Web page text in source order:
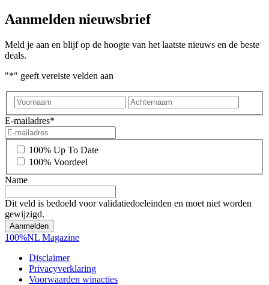
Aanmelden nieuwsbrief
Meld je aan en blijf op de hoogte van het laatste nieuws en de beste
deals.
"*" geeft vereiste velden aan
Voornaam
E-mailadres*
*
100% Up To Date
100% Voordeel
Name
Dit veld is bedoeld voor validatiedoeleinden en moet niet worden
gewijzigd.
100%NL Magazine
Disclaimer
Privacyverklaring
Voorwaarden winacties